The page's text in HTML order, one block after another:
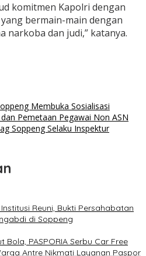
komitmen Kapolri dengan
bermain-main dengan
narkoba dan judi,” katanya.
Membuka Sosialisasi
Pemetaan Pegawai Non ASN
Soppeng Selaku Inspektur
Reuni, Bukti Persahabatan
di Soppeng
PASPORIA Serbu Car Free
Antre Nikmati Layanan Paspor